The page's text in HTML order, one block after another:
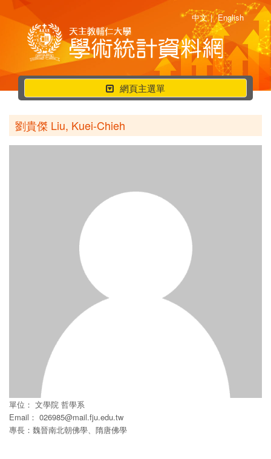
中文 | English
行
動
選
單
網頁主選單
劉貴傑 Liu, Kuei-Chieh
單位： 文學院 哲學系
Email： 026985@mail.fju.edu.tw
專長：魏晉南北朝佛學、隋唐佛學